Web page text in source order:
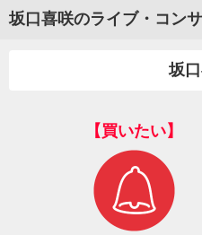
坂口喜咲のライブ・コン
坂
【買いたい】